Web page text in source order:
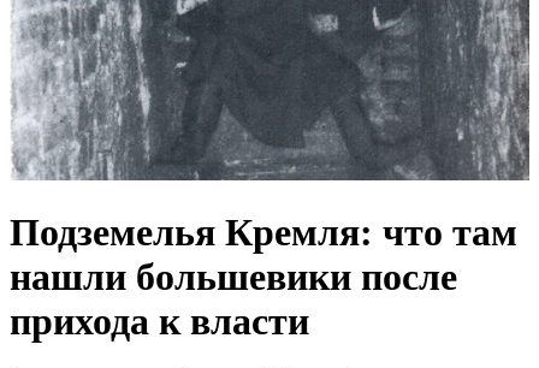
Подземелья Кремля: что там
нашли большевики после
прихода к власти